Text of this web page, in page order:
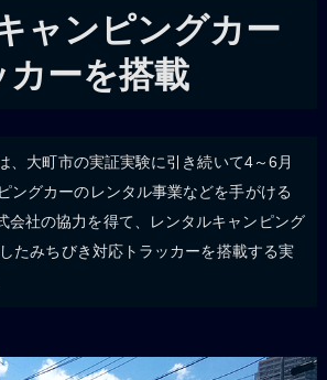
ャンピングカー
カーを搭載
、大町市の実証実験に引き続いて4～6月
ングカーのレンタル事業などを手がける
会社の協力を得て、レンタルキャンピング
たみちびき対応トラッカーを搭載する実